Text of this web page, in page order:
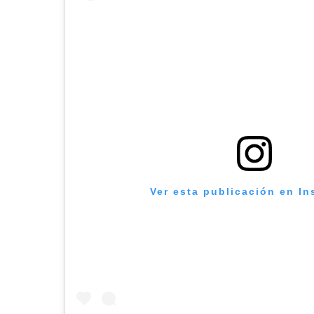
Ver esta publicación en